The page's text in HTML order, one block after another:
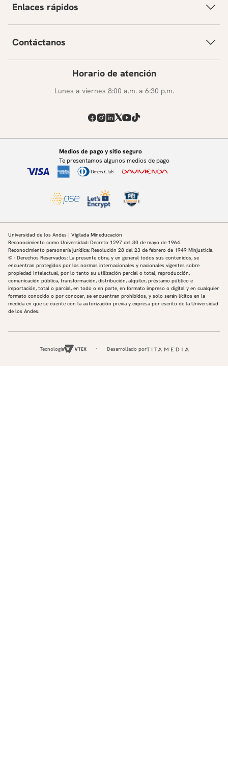
Enlaces rápidos
Contáctanos
Horario de atención
Lunes a viernes 8:00 a.m. a 6:30 p.m.
Medios de pago y sitio seguro
Te presentamos algunos medios de pago
Universidad de los Andes | Vigilada Mineducación
Reconocimiento como Universidad: Decreto 1297 del 30 de mayo de 1964.
Reconocimiento personería jurídica: Resolución 28 del 23 de febrero de 1949 Minjusticia.
© - Derechos Reservados: La presente obra, y en general todos sus contenidos, se
encuentran protegidos por las normas internacionales y nacionales vigentes sobre
propiedad Intelectual, por lo tanto su utilización parcial o total, reproducción,
comunicación pública, transformación, distribución, alquiler, préstamo público e
importación, total o parcial, en todo o en parte, en formato impreso o digital y en cualquier
formato conocido o por conocer, se encuentran prohibidos, y solo serán lícitos en la
medida en que se cuente con la autorización previa y expresa por escrito de la Universidad
de los Andes.
Tecnología Desarrollado por